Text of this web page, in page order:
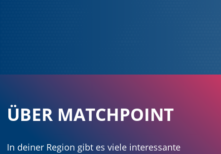
ÜBER MATCHPOINT
In deiner Region gibt es viele interessante